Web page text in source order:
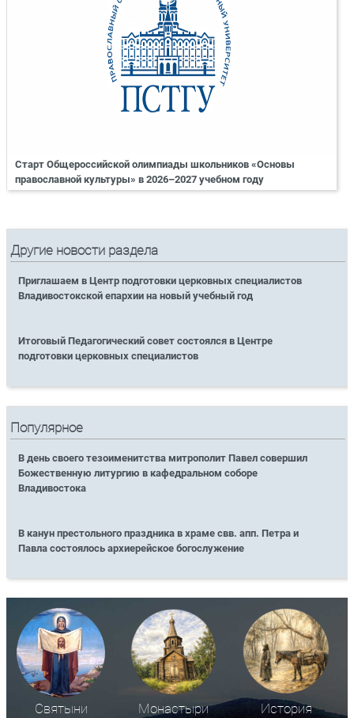
Старт Общероссийской олимпиады школьников «Основы
православной культуры» в 2026–2027 учебном году
Другие новости раздела
Приглашаем в Центр подготовки церковных специалистов
Владивостокской епархии на новый учебный год
Итоговый Педагогический совет состоялся в Центре
подготовки церковных специалистов
Популярное
В день своего тезоименитства митрополит Павел совершил
Божественную литургию в кафедральном соборе
Владивостока
В канун престольного праздника в храме свв. апп. Петра и
Павла состоялось архиерейское богослужение
Святыни Монастыри История